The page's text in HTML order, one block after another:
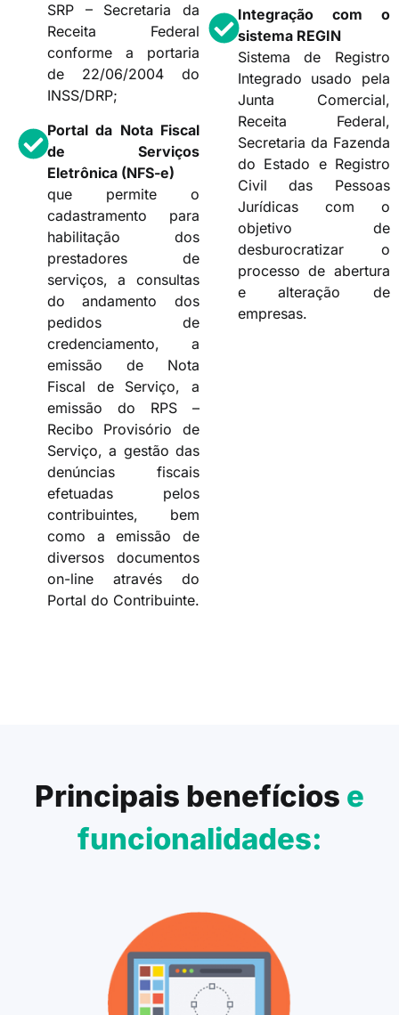
SRP – Secretaria da
Receita Federal
conforme a portaria
de 22/06/2004 do
INSS/DRP;
Portal da Nota Fiscal
de Serviços
Eletrônica (NFS-e)
que permite o
cadastramento para
habilitação dos
prestadores de
serviços, a consultas
do andamento dos
pedidos de
credenciamento, a
emissão de Nota
Fiscal de Serviço, a
emissão do RPS –
Recibo Provisório de
Serviço, a gestão das
denúncias fiscais
efetuadas pelos
contribuintes, bem
como a emissão de
diversos documentos
on-line através do
Portal do Contribuinte.
Integração com o
sistema REGIN
Sistema de Registro
Integrado usado pela
Junta Comercial,
Receita Federal,
Secretaria da Fazenda
do Estado e Registro
Civil das Pessoas
Jurídicas com o
objetivo de
desburocratizar o
processo de abertura
e alteração de
empresas.
Principais benefícios e
funcionalidades: